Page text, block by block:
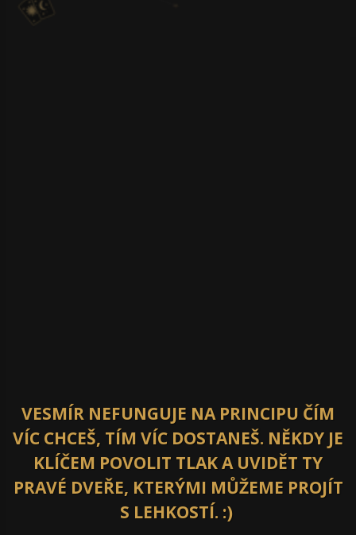
VESMÍR NEFUNGUJE NA PRINCIPU ČÍM
VÍC CHCEŠ, TÍM VÍC DOSTANEŠ. NĚKDY JE
KLÍČEM POVOLIT TLAK A UVIDĚT TY
PRAVÉ DVEŘE, KTERÝMI MŮŽEME PROJÍT
S LEHKOSTÍ. :)